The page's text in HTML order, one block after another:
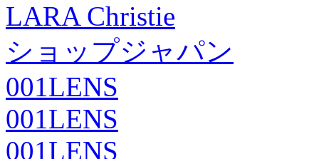
LARA Christie
ショップジャパン
001LENS
001LENS
001LENS